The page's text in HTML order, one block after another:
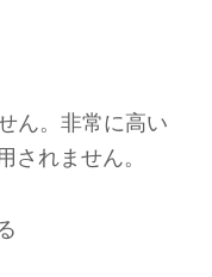
ん。非常に高い
れません。